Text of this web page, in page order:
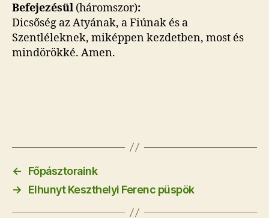
Befejezésül (háromszor):
Dicsőség az Atyának, a Fiúnak és a
Szentléleknek, miképpen kezdetben, most és
mindörökké. Amen.
←
Főpásztoraink
→
Elhunyt Keszthelyi Ferenc püspök